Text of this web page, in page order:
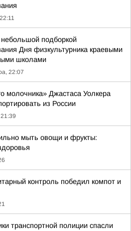
подборкой
Дня физкультурника краевыми
школами
22:07
молочника» Джастаса Уолкера
из России
мыть овощи и фрукты:
контроль победил компот и
транспортной полиции спасли